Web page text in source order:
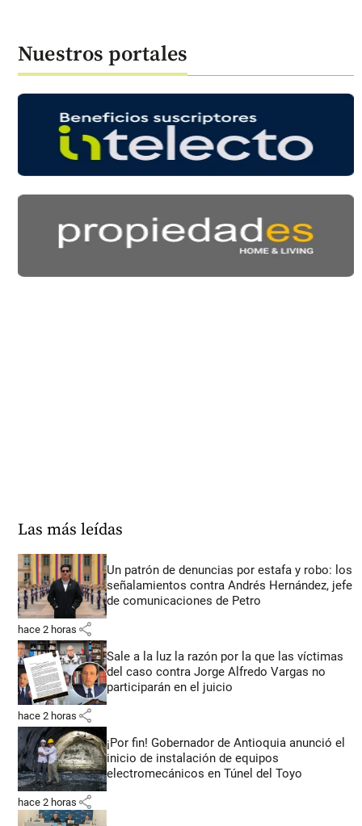
Nuestros portales
Las más leídas
Un patrón de denuncias por estafa y robo: los
señalamientos contra Andrés Hernández, jefe
de comunicaciones de Petro
hace 2 horas share
Sale a la luz la razón por la que las víctimas
del caso contra Jorge Alfredo Vargas no
participarán en el juicio
hace 2 horas share
¡Por fin! Gobernador de Antioquia anunció el
inicio de instalación de equipos
electromecánicos en Túnel del Toyo
hace 2 horas share